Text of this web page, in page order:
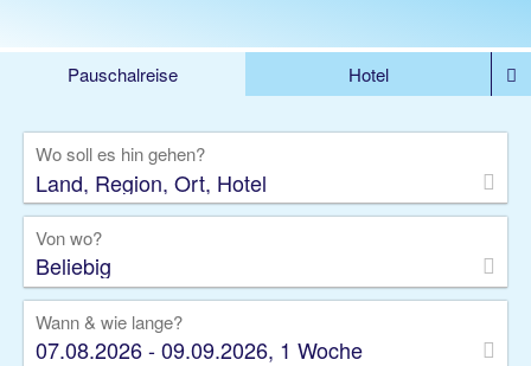
Pauschalreise
Hotel
Kreuzfahrten
Rundreisen
Privattransfer
Zusatzleistungen
Wo soll es hin gehen?
Von wo?
Beliebig
Wann & wie lange?
07.08.2026 - 09.09.2026, 1 Woche